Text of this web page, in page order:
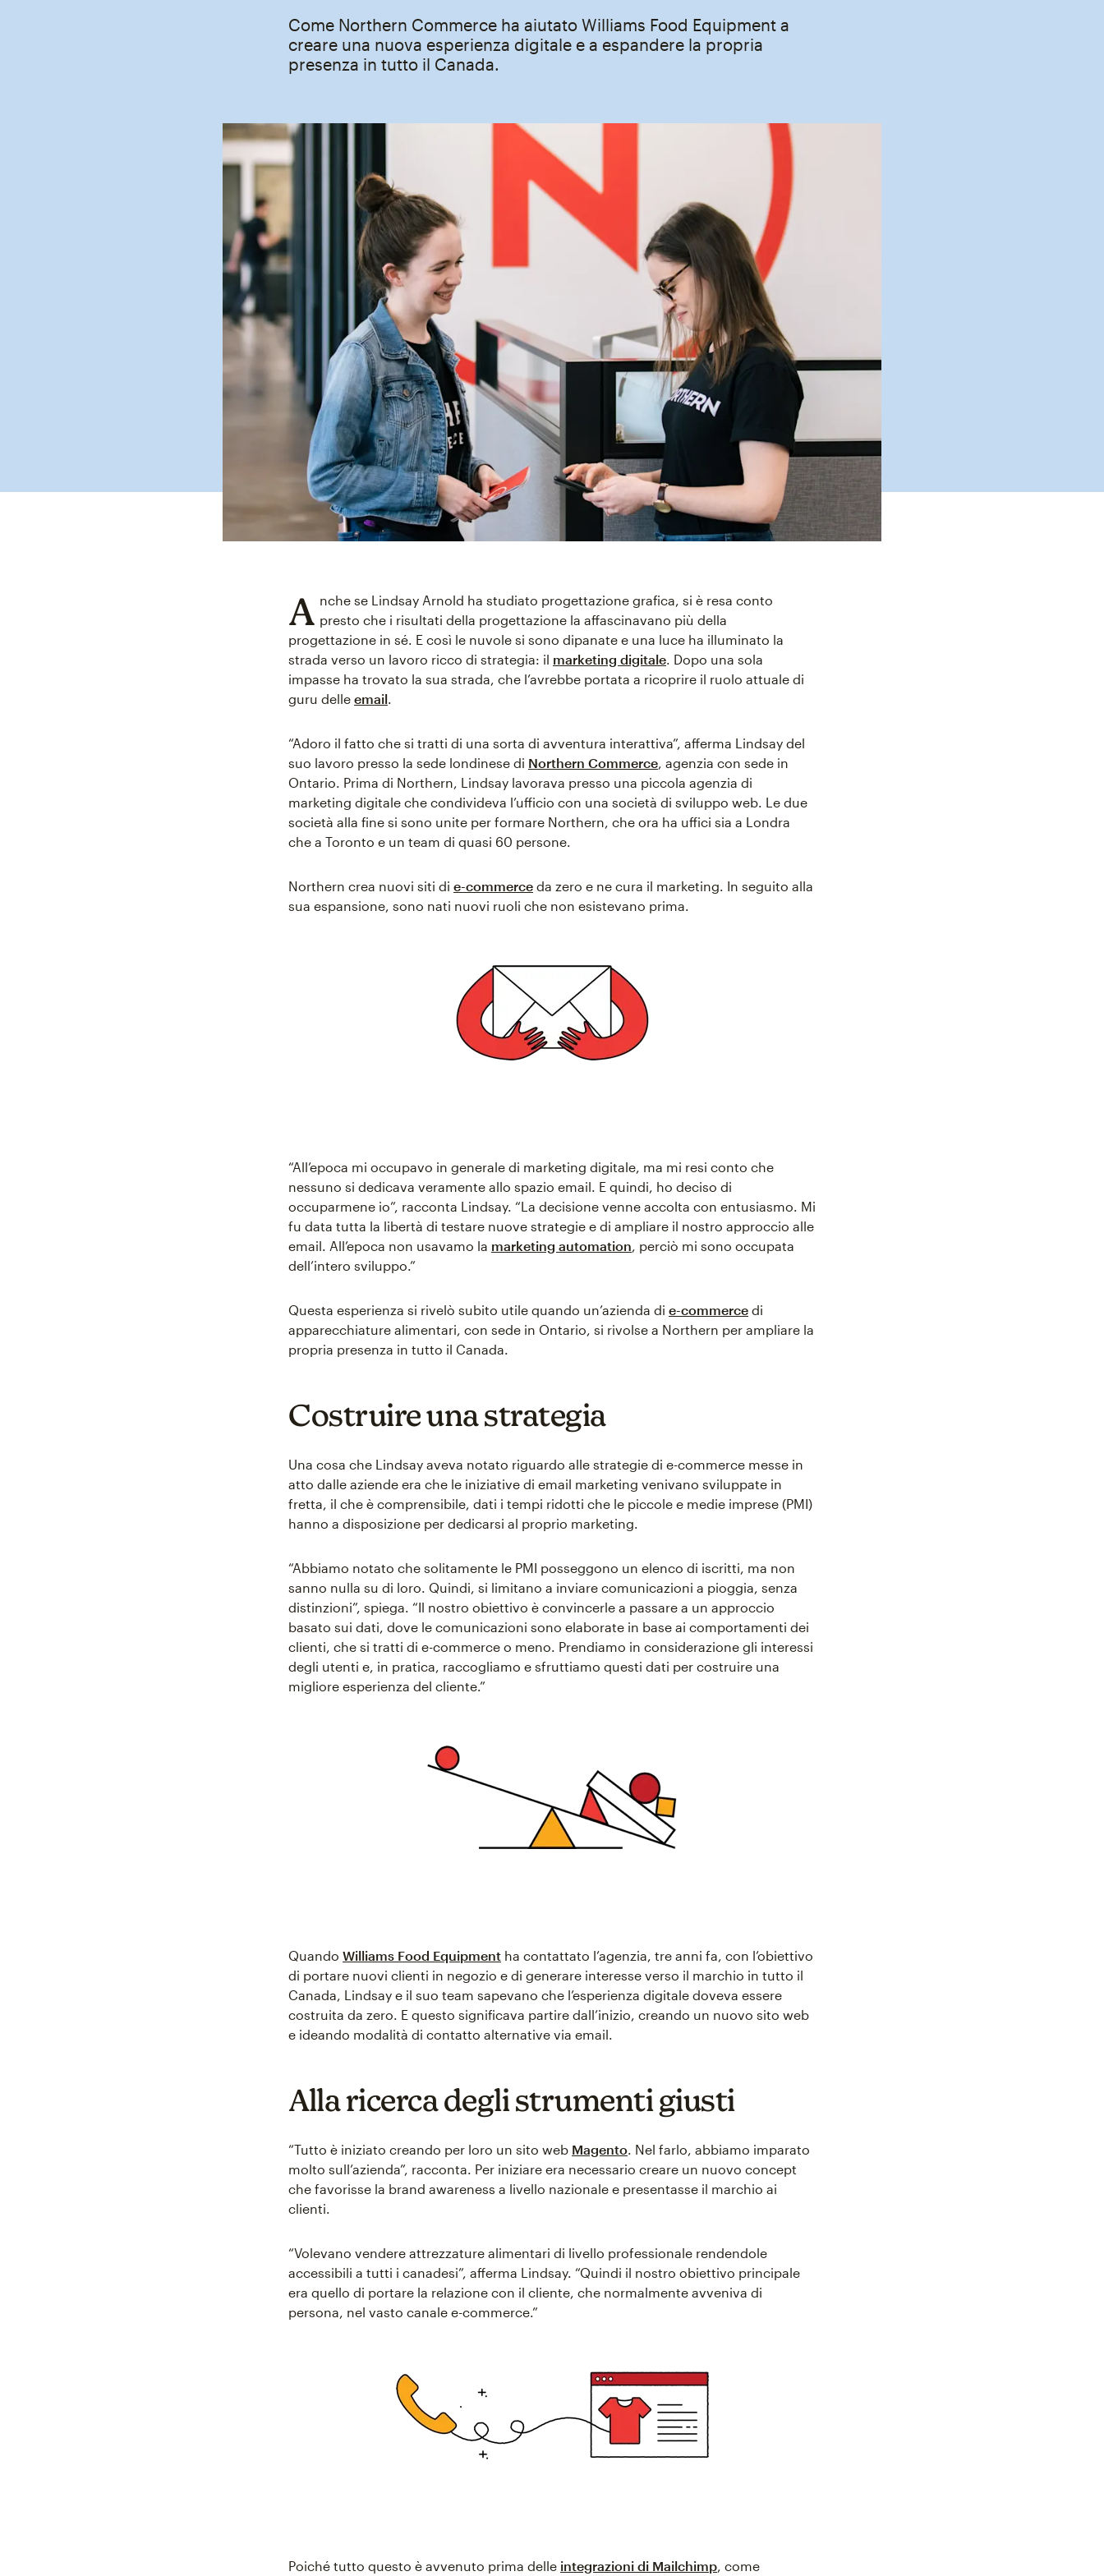
Come Northern Commerce ha aiutato Williams Food Equipment a
creare una nuova esperienza digitale e a espandere la propria
presenza in tutto il Canada.
A nche se Lindsay Arnold ha studiato progettazione grafica, si è resa conto
presto che i risultati della progettazione la affascinavano più della
progettazione in sé. E così le nuvole si sono dipanate e una luce ha illuminato la
strada verso un lavoro ricco di strategia: il marketing digitale. Dopo una sola
impasse ha trovato la sua strada, che l’avrebbe portata a ricoprire il ruolo attuale di
guru delle email.
“Adoro il fatto che si tratti di una sorta di avventura interattiva”, afferma Lindsay del
suo lavoro presso la sede londinese di Northern Commerce, agenzia con sede in
Ontario. Prima di Northern, Lindsay lavorava presso una piccola agenzia di
marketing digitale che condivideva l’ufficio con una società di sviluppo web. Le due
società alla fine si sono unite per formare Northern, che ora ha uffici sia a Londra
che a Toronto e un team di quasi 60 persone.
Northern crea nuovi siti di e-commerce da zero e ne cura il marketing. In seguito alla
sua espansione, sono nati nuovi ruoli che non esistevano prima.
“All’epoca mi occupavo in generale di marketing digitale, ma mi resi conto che
nessuno si dedicava veramente allo spazio email. E quindi, ho deciso di
occuparmene io”, racconta Lindsay. “La decisione venne accolta con entusiasmo. Mi
fu data tutta la libertà di testare nuove strategie e di ampliare il nostro approccio alle
email. All’epoca non usavamo la marketing automation, perciò mi sono occupata
dell’intero sviluppo.”
Questa esperienza si rivelò subito utile quando un’azienda di e-commerce di
apparecchiature alimentari, con sede in Ontario, si rivolse a Northern per ampliare la
propria presenza in tutto il Canada.
Costruire una strategia
Una cosa che Lindsay aveva notato riguardo alle strategie di e-commerce messe in
atto dalle aziende era che le iniziative di email marketing venivano sviluppate in
fretta, il che è comprensibile, dati i tempi ridotti che le piccole e medie imprese (PMI)
hanno a disposizione per dedicarsi al proprio marketing.
“Abbiamo notato che solitamente le PMI posseggono un elenco di iscritti, ma non
sanno nulla su di loro. Quindi, si limitano a inviare comunicazioni a pioggia, senza
distinzioni”, spiega. “Il nostro obiettivo è convincerle a passare a un approccio
basato sui dati, dove le comunicazioni sono elaborate in base ai comportamenti dei
clienti, che si tratti di e-commerce o meno. Prendiamo in considerazione gli interessi
degli utenti e, in pratica, raccogliamo e sfruttiamo questi dati per costruire una
migliore esperienza del cliente.”
Quando Williams Food Equipment ha contattato l’agenzia, tre anni fa, con l’obiettivo
di portare nuovi clienti in negozio e di generare interesse verso il marchio in tutto il
Canada, Lindsay e il suo team sapevano che l’esperienza digitale doveva essere
costruita da zero. E questo significava partire dall’inizio, creando un nuovo sito web
e ideando modalità di contatto alternative via email.
Alla ricerca degli strumenti giusti
“Tutto è iniziato creando per loro un sito web Magento. Nel farlo, abbiamo imparato
molto sull’azienda”, racconta. Per iniziare era necessario creare un nuovo concept
che favorisse la brand awareness a livello nazionale e presentasse il marchio ai
clienti.
“Volevano vendere attrezzature alimentari di livello professionale rendendole
accessibili a tutti i canadesi”, afferma Lindsay. “Quindi il nostro obiettivo principale
era quello di portare la relazione con il cliente, che normalmente avveniva di
persona, nel vasto canale e-commerce.”
Poiché tutto questo è avvenuto prima delle integrazioni di Mailchimp, come